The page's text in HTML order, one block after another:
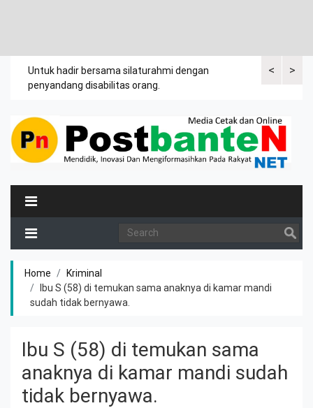
<
Untuk hadir bersama silaturahmi dengan
penyandang disabilitas orang.
Bupati>
Home
Kriminal
Ibu S (58) di temukan sama anaknya di kamar mandi
sudah tidak bernyawa.
Ibu S (58) di temukan sama
anaknya di kamar mandi sudah
tidak bernyawa.